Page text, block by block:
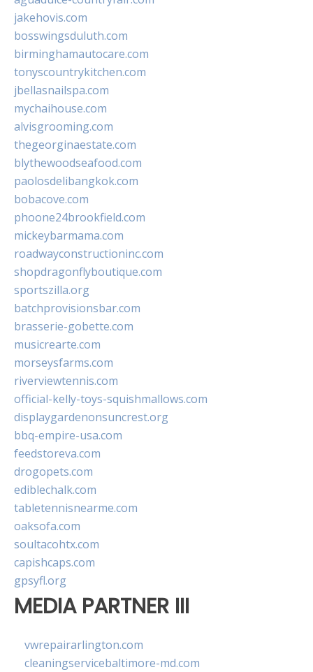
jakehovis.com
bosswingsduluth.com
birminghamautocare.com
tonyscountrykitchen.com
jbellasnailspa.com
mychaihouse.com
alvisgrooming.com
thegeorginaestate.com
blythewoodseafood.com
paolosdelibangkok.com
bobacove.com
phoone24brookfield.com
mickeybarmama.com
roadwayconstructioninc.com
shopdragonflyboutique.com
sportszilla.org
batchprovisionsbar.com
brasserie-gobette.com
musicrearte.com
morseysfarms.com
riverviewtennis.com
official-kelly-toys-squishmallows.com
displaygardenonsuncrest.org
bbq-empire-usa.com
feedstoreva.com
drogopets.com
ediblechalk.com
tabletennisnearme.com
oaksofa.com
soultacohtx.com
capishcaps.com
gpsyfl.org
MEDIA PARTNER III
vwrepairarlington.com
cleaningservicebaltimore-md.com